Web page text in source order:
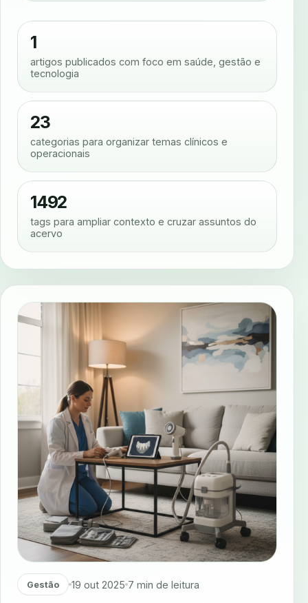
1
artigos publicados com foco em saúde, gestão e
tecnologia
23
categorias para organizar temas clínicos e
operacionais
1492
tags para ampliar contexto e cruzar assuntos do
acervo
Gestão 19 out 2025 7 min de leitura